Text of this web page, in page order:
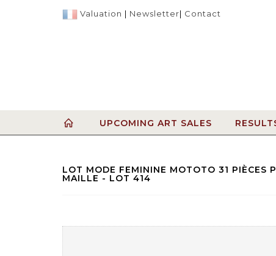
Valuation | Newsletter| Contact
UPCOMING ART SALES
LOT MODE FEMININE MOTOTO 31 PIÈCES
MAILLE - LOT 414